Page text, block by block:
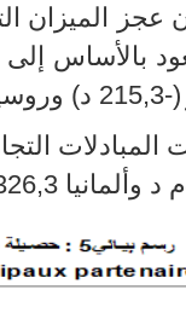
عجز الميزان
بالأساس
(-
215,3 د)
م د وألمانيا